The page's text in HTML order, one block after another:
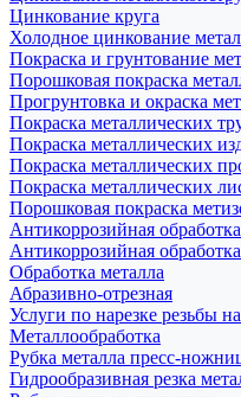
Цинкование круга
Холодное цинкование
Покраска и грунтование
Порошковая покраска
Прогрунтовка и окраска
Покраска металлических
Покраска металлических
Покраска металлических
Покраска металлических
Порошковая покраска
Антикоррозийная
Антикоррозийная
Обработка металла
Абразивно-отрезная
Услуги по нарезке резьбы
Металлообработка
Рубка металла пресс-
Гидрообразивная резка